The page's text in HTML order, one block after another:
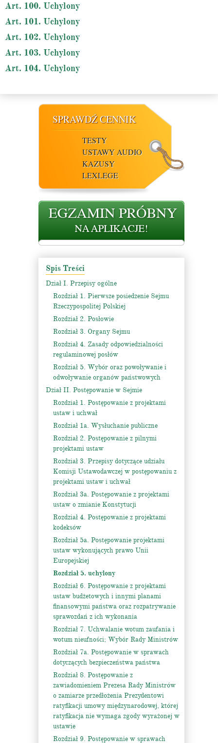
Art. 100. Uchylony
Art. 101. Uchylony
Art. 102. Uchylony
Art. 103. Uchylony
Art. 104. Uchylony
SPRAWDŹ CENNIK
TESTY
USTAWY AUDIO
KAZUSY
LEXLEGE
Spis Treści
Dział I. Przepisy ogólne
Rozdział 1. Pierwsze posiedzenie Sejmu
Rzeczypospolitej Polskiej
Rozdział 2. Posłowie
Rozdział 3. Organy Sejmu
Rozdział 4. Zasady odpowiedzialności
regulaminowej posłów
Rozdział 5. Wybór oraz powoływanie i
odwoływanie organów państwowych
Dział II. Postępowanie w Sejmie
Rozdział 1. Postępowanie z projektami
ustaw i uchwał
Rozdział 1a. Wysłuchanie publiczne
Rozdział 2. Postępowanie z pilnymi
projektami ustaw
Rozdział 3. Przepisy dotyczące udziału
Komisji Ustawodawczej w postępowaniu z
projektami ustaw i uchwał
Rozdział 3a. Postępowanie z projektami
ustaw o zmianie Konstytucji
Rozdział 4. Postępowanie z projektami
kodeksów
Rozdział 5a. Postępowanie projektami
ustaw wykonujących prawo Unii
Europejskiej
Rozdział 5. uchylony
Rozdział 6. Postępowanie z projektami
ustaw budżetowych i innymi planami
finansowymi państwa oraz rozpatrywanie
sprawozdań z ich wykonania
Rozdział 7. Uchwalanie wotum zaufania i
wotum nieufności; Wybór Rady Ministrów
Rozdział 7a. Postępowanie w sprawach
dotyczących bezpieczeństwa państwa
Rozdział 8. Postępowanie z
zawiadomieniem Prezesa Rady Ministrów
o zamiarze przedłożenia Prezydentowi
ratyfikacji umowy międzynarodowej, której
ratyfikacja nie wymaga zgody wyrażonej w
ustawie
Rozdział 9. Postępowanie w sprawach